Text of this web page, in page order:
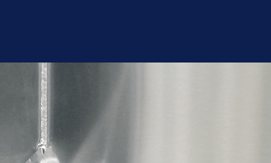
Search